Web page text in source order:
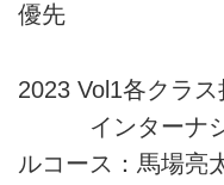
優先
2023 Vol1各クラス
インターナシ
ルコース：馬場亮